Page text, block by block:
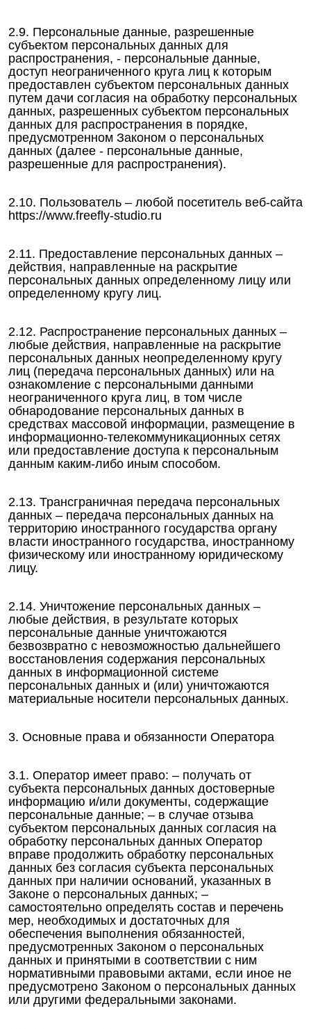
2.9. Персональные данные, разрешенные
субъектом персональных данных для
распространения, - персональные данные,
доступ неограниченного круга лиц к которым
предоставлен субъектом персональных данных
путем дачи согласия на обработку персональных
данных, разрешенных субъектом персональных
данных для распространения в порядке,
предусмотренном Законом о персональных
данных (далее - персональные данные,
разрешенные для распространения).
2.10. Пользователь – любой посетитель веб-сайта
https://www.freefly-studio.ru
2.11. Предоставление персональных данных –
действия, направленные на раскрытие
персональных данных определенному лицу или
определенному кругу лиц.
2.12. Распространение персональных данных –
любые действия, направленные на раскрытие
персональных данных неопределенному кругу
лиц (передача персональных данных) или на
ознакомление с персональными данными
неограниченного круга лиц, в том числе
обнародование персональных данных в
средствах массовой информации, размещение в
информационно-телекоммуникационных сетях
или предоставление доступа к персональным
данным каким-либо иным способом.
2.13. Трансграничная передача персональных
данных – передача персональных данных на
территорию иностранного государства органу
власти иностранного государства, иностранному
физическому или иностранному юридическому
лицу.
2.14. Уничтожение персональных данных –
любые действия, в результате которых
персональные данные уничтожаются
безвозвратно с невозможностью дальнейшего
восстановления содержания персональных
данных в информационной системе
персональных данных и (или) уничтожаются
материальные носители персональных данных.
3. Основные права и обязанности Оператора
3.1. Оператор имеет право: – получать от
субъекта персональных данных достоверные
информацию и/или документы, содержащие
персональные данные; – в случае отзыва
субъектом персональных данных согласия на
обработку персональных данных Оператор
вправе продолжить обработку персональных
данных без согласия субъекта персональных
данных при наличии оснований, указанных в
Законе о персональных данных; –
самостоятельно определять состав и перечень
мер, необходимых и достаточных для
обеспечения выполнения обязанностей,
предусмотренных Законом о персональных
данных и принятыми в соответствии с ним
нормативными правовыми актами, если иное не
предусмотрено Законом о персональных данных
или другими федеральными законами.